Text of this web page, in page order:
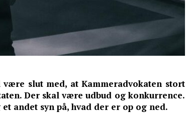
slut med, at Kammeradvokaten stort
Der skal være udbud og konkurrence.
andet syn på, hvad der er op og ned.